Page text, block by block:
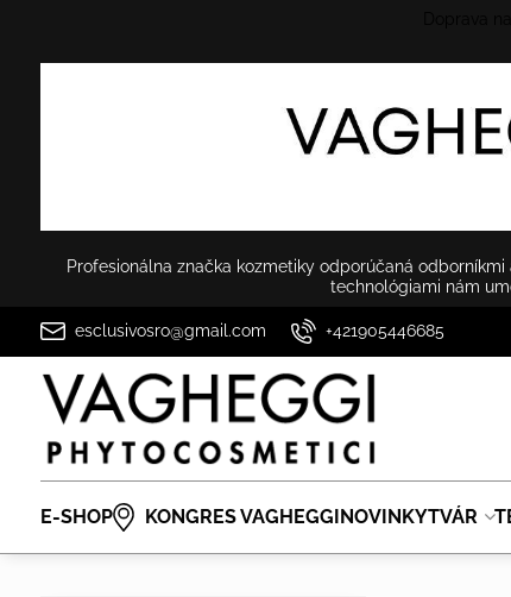
Profesionálna značka kozmetiky odporúčaná
technológiami nám
esclusivosro@gmail.com +421905446685
E-SHOP KONGRES VAGHEGGINOVINKYTVÁR